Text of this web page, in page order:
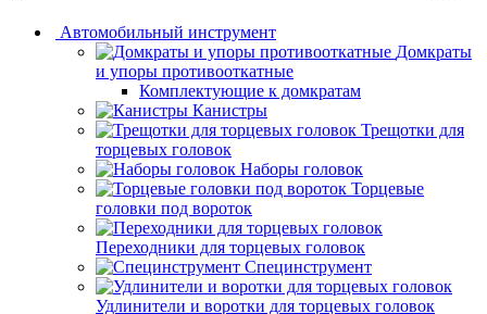
Автомобильный инструмент
Домкраты
и упоры противооткатные
Комплектующие к домкратам
Канистры
Трещотки для
торцевых головок
Наборы головок
Торцевые
головки под вороток
Переходники для торцевых головок
Специнструмент
Удлинители и воротки для торцевых головок